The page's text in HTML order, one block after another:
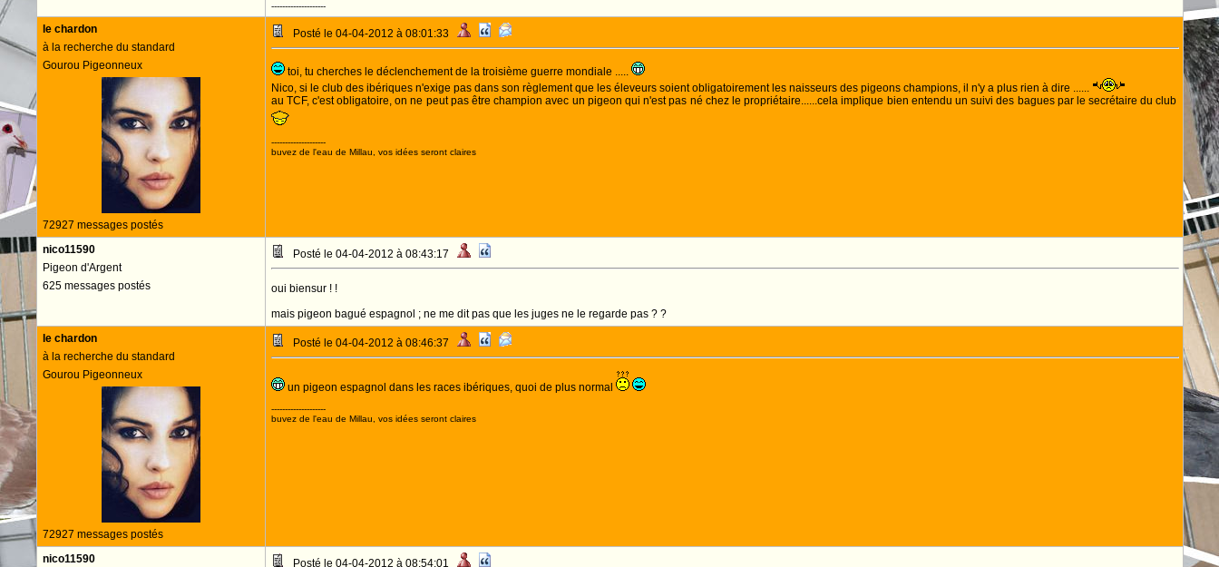
--------------------
le chardon
à la recherche du standard
Gourou Pigeonneux
72927 messages postés
Posté le 04-04-2012 à 08:01:33
toi, tu cherches le déclenchement de la troisième guerre mondiale .....
Nico, si le club des ibériques n'exige pas dans son règlement que les éleveurs soient obligatoirement les naisseurs des pigeons champions, il n'y a plus rien à dire ......
au TCF, c'est obligatoire, on ne peut pas être champion avec un pigeon qui n'est pas né chez le propriétaire......cela implique bien entendu un suivi des bagues par le secrétaire du club
--------------------
buvez de l'eau de Millau, vos idées seront claires
nico11590
Pigeon d'Argent
625 messages postés
Posté le 04-04-2012 à 08:43:17
oui biensur ! !
mais pigeon bagué espagnol ; ne me dit pas que les juges ne le regarde pas ? ?
le chardon
à la recherche du standard
Gourou Pigeonneux
72927 messages postés
Posté le 04-04-2012 à 08:46:37
un pigeon espagnol dans les races ibériques, quoi de plus normal
--------------------
buvez de l'eau de Millau, vos idées seront claires
nico11590 Posté le 04-04-2012 à 08:54:01